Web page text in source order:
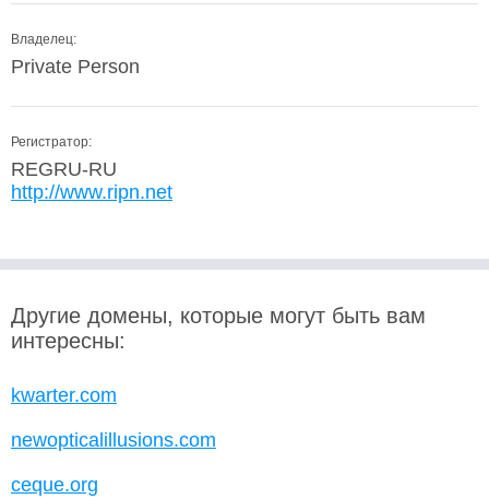
Владелец:
Private Person
Регистратор:
REGRU-RU
http://www.ripn.net
Другие домены, которые могут быть вам
интересны:
kwarter.com
newopticalillusions.com
ceque.org